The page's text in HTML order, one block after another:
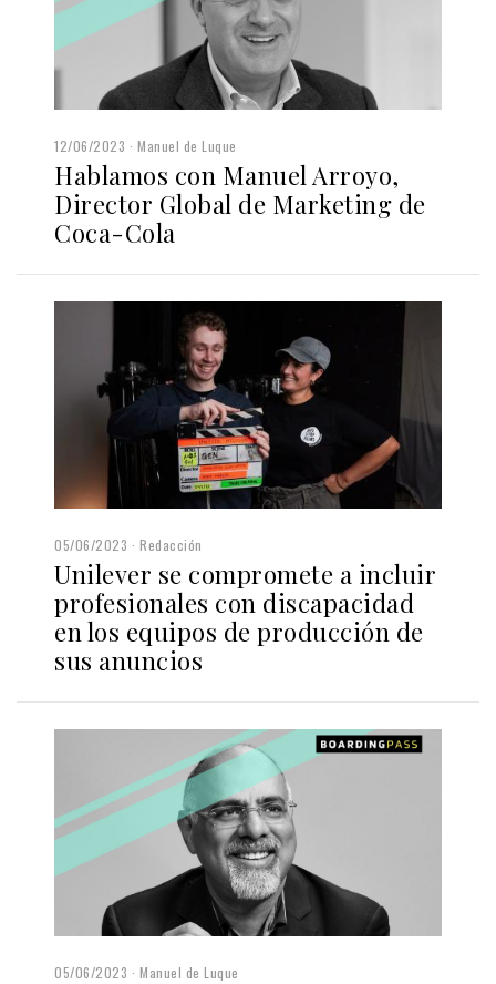
12/06/2023 Manuel de Luque
Hablamos con Manuel Arroyo,
Director Global de Marketing de
Coca-Cola
05/06/2023 Redacción
Unilever se compromete a incluir
profesionales con discapacidad
en los equipos de producción de
sus anuncios
05/06/2023 Manuel de Luque